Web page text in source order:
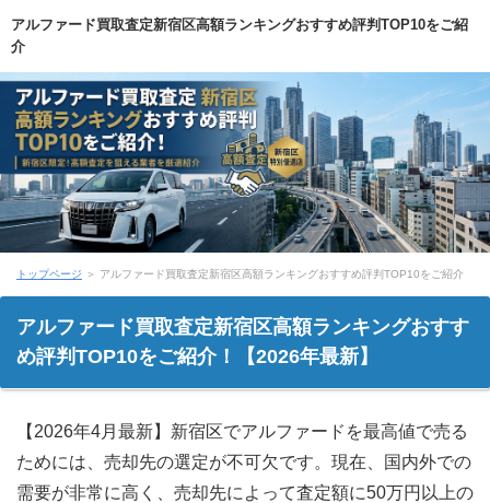
アルファード買取査定新宿区高額ランキングおすすめ評判TOP10をご紹
介
トップページ ＞ アルファード買取査定新宿区高額ランキングおすすめ評判TOP10をご紹介
アルファード買取査定新宿区高額ランキングおすす
め評判TOP10をご紹介！【2026年最新】
【2026年4月最新】新宿区でアルファードを最高値で売る
ためには、売却先の選定が不可欠です。現在、国内外での
需要が非常に高く、売却先によって査定額に50万円以上の